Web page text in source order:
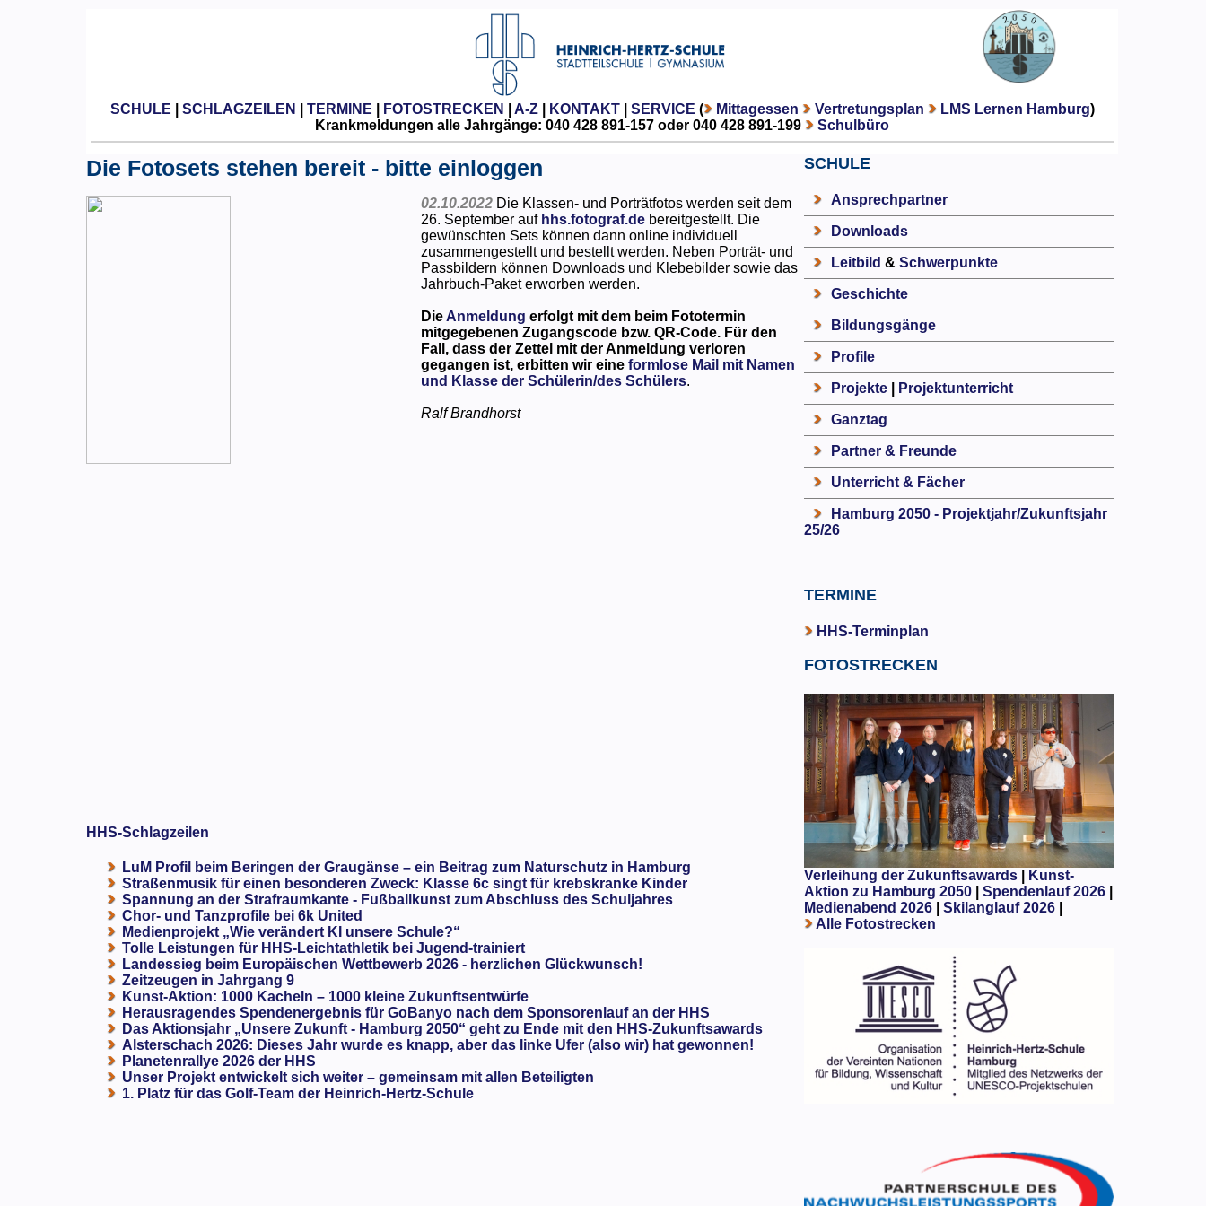
SCHULE SCHLAGZEILEN TERMINE FOTOSTRECKEN A-Z| KONTAKT| SERVICE ( Mittagessen Vertretungsplan LMS Lernen Hamburg)
Krankmeldungen alle Jahrgänge: 040 428 891-157 oder 040 428 891-199
Schulbüro
Die Fotosets stehen bereit - bitte einloggen
02.10.2022 Die Klassen- und Porträtfotos werden seit dem
26. September auf hhs.fotograf.debereitgestellt. Die
gewünschten Sets können dann online individuell
zusammengestellt und bestellt werden. Neben Porträt- und
Passbildern können Downloads und Klebebilder sowie das
Jahrbuch-Paket erworben werden.
Die Anmeldung erfolgt mit dem beim Fototermin
mitgegebenen Zugangscode bzw. QR-Code. Für den
Fall, dass der Zettel mit der Anmeldung verloren
gegangen ist, erbitten wir eine formlose Mail mit Namen
und Klasse der Schülerin/des Schülers.
Ralf Brandhorst
HHS-Schlagzeilen
LuM Profil beim Beringen der Graugänse – ein Beitrag zum Naturschutz in Hamburg
Straßenmusik für einen besonderen Zweck: Klasse 6c singt für krebskranke Kinder
Spannung an der Strafraumkante - Fußballkunst zum Abschluss des Schuljahres
Chor- und Tanzprofile bei 6k United
Medienprojekt „Wie verändert KI unsere Schule?“
Tolle Leistungen für HHS-Leichtathletik bei Jugend-trainiert
Landessieg beim Europäischen Wettbewerb 2026 - herzlichen Glückwunsch!
Zeitzeugen in Jahrgang 9
Kunst-Aktion: 1000 Kacheln – 1000 kleine Zukunftsentwürfe
Herausragendes Spendenergebnis für GoBanyo nach dem Sponsorenlauf an der HHS
Das Aktionsjahr „Unsere Zukunft - Hamburg 2050“ geht zu Ende mit den HHS-Zukunftsawards
Alsterschach 2026: Dieses Jahr wurde es knapp, aber das linke Ufer (also wir) hat gewonnen!
Planetenrallye 2026 der HHS
Unser Projekt entwickelt sich weiter – gemeinsam mit allen Beteiligten
1. Platz für das Golf-Team der Heinrich-Hertz-Schule
SCHULE
Ansprechpartner
Downloads
Leitbild & Schwerpunkte
Geschichte
Bildungsgänge
Profile
Projekte| Projektunterricht
Ganztag
Partner & Freunde
Unterricht & Fächer
Hamburg 2050 - Projektjahr/Zukunftsjahr
25/26
TERMINE
HHS-Terminplan
FOTOSTRECKEN
Verleihung der Zukunftsawards|
Kunst-
Aktion zu Hamburg 2050
Spendenlauf 2026|
Medienabend 2026| Skilanglauf 2026|
Alle Fotostrecken